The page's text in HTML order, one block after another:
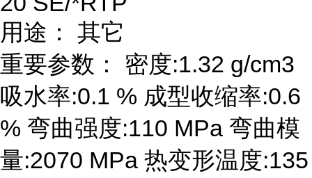
用途： 其它
重要参数： 密度:1.32 g/cm3
吸水率:0.1 % 成型收缩率:0.6
% 弯曲强度:110 MPa 弯曲模
量:2070 MPa 热变形温度:135